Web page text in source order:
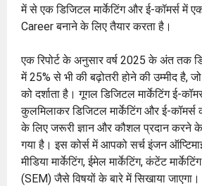
में से एक डिजिटल मार्केटिंग और ई-कॉमर्स में
Career बनाने के लिए तैयार करता है।
एक रिपोर्ट के अनुसार वर्ष 2025 के अंत तक
में 25% से भी की बढ़ोतरी होने की उम्मीद है,
को दर्शाता है। गूगल डिजिटल मार्केटिंग ई-
कुलमिलाकर डिजिटल मार्केटिंग और ई-कॉमर्स
के लिए जरूरी ज्ञान और कौशल प्रदान करने के
गया है। इस कोर्स में आपको सर्च इंजन
मीडिया मार्केटिंग, ईमेल मार्केटिंग, कंटेंट
(SEM) जैसे विषयों के बारे में सिखाया जाएगा।